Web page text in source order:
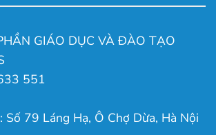
GIÁO DỤC VÀ ĐÀO TẠO
551
Số 79 Láng Hạ, Ô Chợ Dừa, Hà Nội